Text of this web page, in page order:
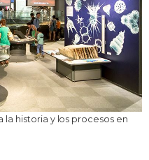
la historia y los procesos en